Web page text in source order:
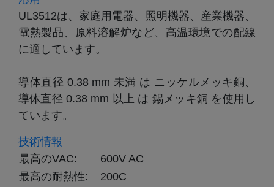
UL3512は、家庭用電器、照明機器、産業機器、
電熱製品、原料溶解炉など、高温環境での配線
に適しています。
導体直径 0.38 mm 未満 は ニッケルメッキ銅、
導体直径 0.38 mm 以上 は 錫メッキ銅 を使用し
ています。
技術情報
最高のVAC:
600V AC
最高の耐熱性:
200C